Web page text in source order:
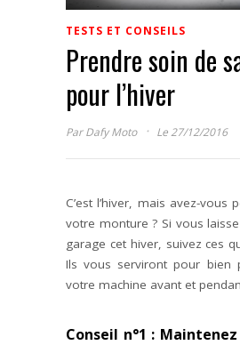
TESTS ET CONSEILS
Prendre soin de
pour l’hiver
ParDafy Moto · Le 27/12/2016
C’est l’hiver, mais avez-vous
votre monture ? Si vous
garage cet hiver, suivez ces
Ils vous serviront pour bien
votre machine avant et
Conseil n°1 :